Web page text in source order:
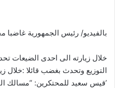
بالفيديو/ رئيس الجمهورية غاضبا
خلال زيارته الى احدى الضيعات
التوزيع وتحدث بغضب قائلا :خلال
’قيس سعيد للمحتكرين: “مسالك